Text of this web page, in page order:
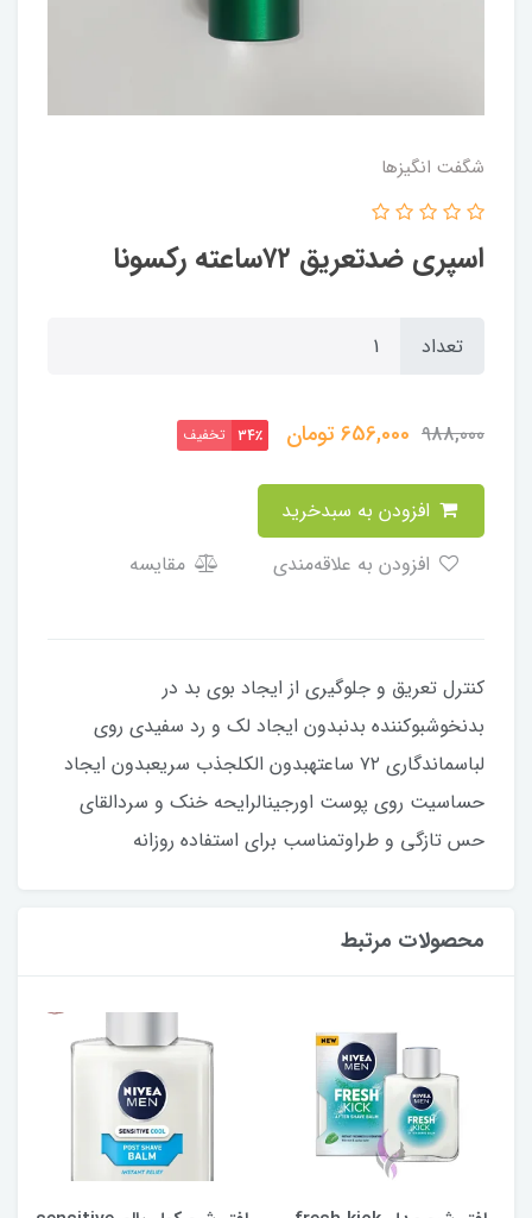
شگفت انگيزها
اسپری ضدتعریق ۷۲ساعته رکسونا
تعداد
988,000
656,000تومان 34٪ تخفیف
مقایسه
کنترل تعریق و جلوگیری از ایجاد بوی بد در
بدنخوشبوکننده بدنبدون ایجاد لک و رد سفیدی روی
لباسماندگاری ۷۲ ساعتهبدون الکلجذب سریعبدون ایجاد
حساسیت روی پوست اورجینالرایحه خنک و سردالقای
حس تازگی و طراوتمناسب برای استفاده روزانه
محصولات مرتبط